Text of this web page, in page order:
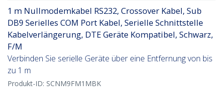
1 m Nullmodemkabel RS232, Crossover Kabel, Sub
DB9 Serielles COM Port Kabel, Serielle Schnittstelle
Kabelverlängerung, DTE Geräte Kompatibel, Schwarz,
F/M
Verbinden Sie serielle Geräte über eine Entfernung von bis
zu 1 m
Produkt-ID: SCNM9FM1MBK